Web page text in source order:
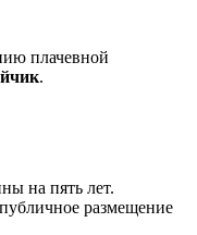
плачевной
.
на пять лет.
размещение